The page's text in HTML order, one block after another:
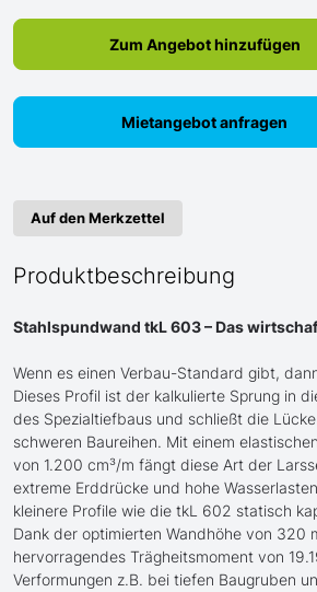
Zum Angebot hinzufügen
Mietangebot anfragen
Auf den Merkzettel
Produktbeschreibung
Stahlspundwand tkL 603 – Das
Wenn es einen Verbau-Standard gibt,
Dieses Profil ist der kalkulierte Sprung in
des Spezialtiefbaus und schließt die
schweren Baureihen. Mit einem
von 1.200 cm³/m fängt diese Art der
extreme Erddrücke und hohe
kleinere Profile wie die tkL 602 statisch
Dank der optimierten Wandhöhe von 320
hervorragendes Trägheitsmoment von
Verformungen z.B. bei tiefen Baugruben